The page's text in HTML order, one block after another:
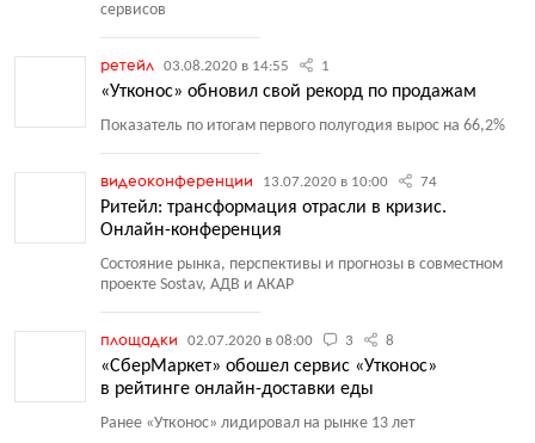
сервисов
ретейл 03.08.2020 в 14:55 1
«Утконос» обновил свой рекорд по продажам
Показатель по итогам первого полугодия вырос на 66,2%
видеоконференции 13.07.2020 в 10:00 74
Ритейл: трансформация отрасли в кризис.
Онлайн-конференция
Состояние рынка, перспективы и прогнозы в совместном
проекте Sostav, АДВ и АКАР
площадки 02.07.2020 в 08:00 3 8
«СберМаркет» обошел сервис «Утконос»
в рейтинге онлайн-доставки еды
Ранее «Утконос» лидировал на рынке 13 лет